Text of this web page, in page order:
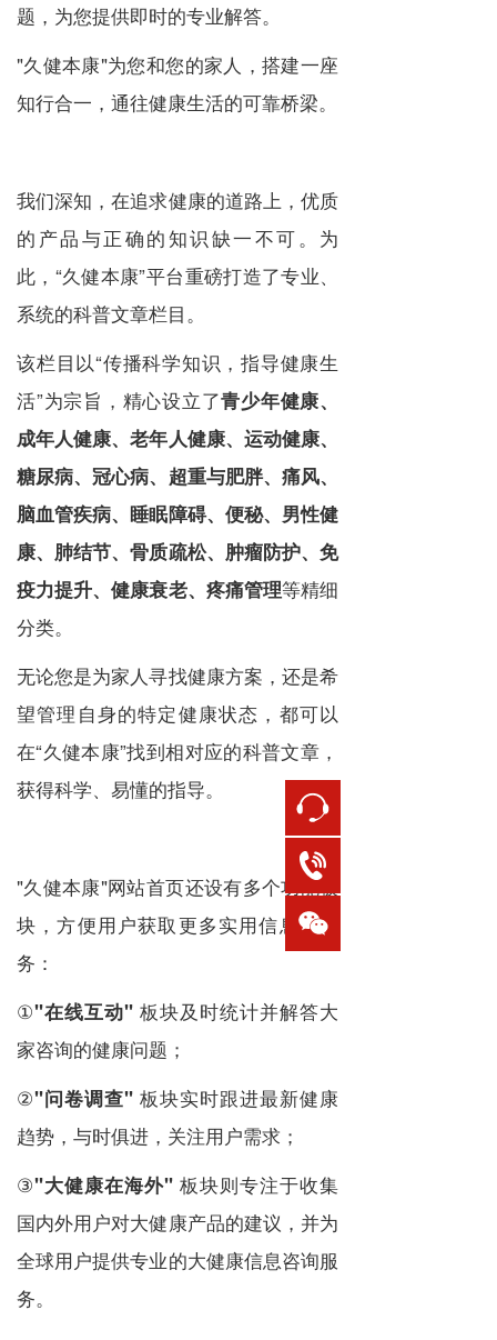
题，为您提供即时的专业解答。
"久健本康"为您和您的家人，搭建一座
知行合一，通往健康生活的可靠桥梁。
我们深知，在追求健康的道路上，优质
的产品与正确的知识缺一不可。为
此，“久健本康”平台重磅打造了专业、
系统的科普文章栏目。
该栏目以“传播科学知识，指导健康生
活”为宗旨，精心设立了青少年健康、
成年人健康、老年人健康、运动健康、
糖尿病、冠心病、超重与肥胖、痛风、
脑血管疾病、睡眠障碍、便秘、男性健
康、肺结节、骨质疏松、肿瘤防护、免
疫力提升、健康衰老、疼痛管理等精细
分类。
无论您是为家人寻找健康方案，还是希
望管理自身的特定健康状态，都可以
在“久健本康”找到相对应的科普文章，
获得科学、易懂的指导。
"久健本康"网站首页还设有多个功能板
块，方便用户获取更多实用信息与服
务：
①"在线互动" 板块及时统计并解答大
家咨询的健康问题；
②"问卷调查" 板块实时跟进最新健康
趋势，与时俱进，关注用户需求；
③"大健康在海外" 板块则专注于收集
国内外用户对大健康产品的建议，并为
全球用户提供专业的大健康信息咨询服
务。